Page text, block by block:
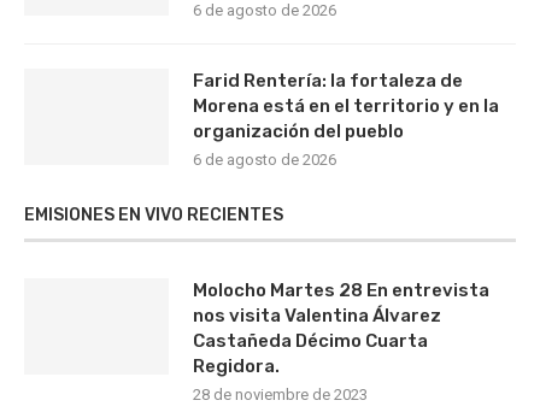
6 de agosto de 2026
Farid Rentería: la fortaleza de
Morena está en el territorio y en la
organización del pueblo
6 de agosto de 2026
EMISIONES EN VIVO RECIENTES
Molocho Martes 28 En entrevista
nos visita Valentina Álvarez
Castañeda Décimo Cuarta
Regidora.
28 de noviembre de 2023